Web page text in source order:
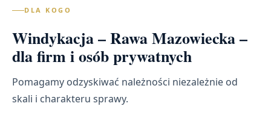
DLA KOGO
Windykacja – Rawa Mazowiecka –
dla firm i osób prywatnych
Pomagamy odzyskiwać należności niezależnie od
skali i charakteru sprawy.